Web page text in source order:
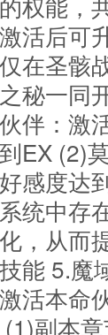
活后可
在圣骸
秘一同
伴：激
EX (2)
感度达
统中存
，从而
能 5.魔
活本命
副本